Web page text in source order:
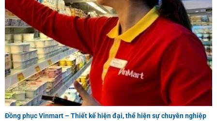
Đồng phục Vinmart – Thiết kế hiện đại, thể hiện sự chuyên nghiệp